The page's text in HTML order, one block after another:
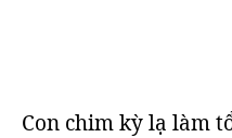
Con chim kỳ lạ làm